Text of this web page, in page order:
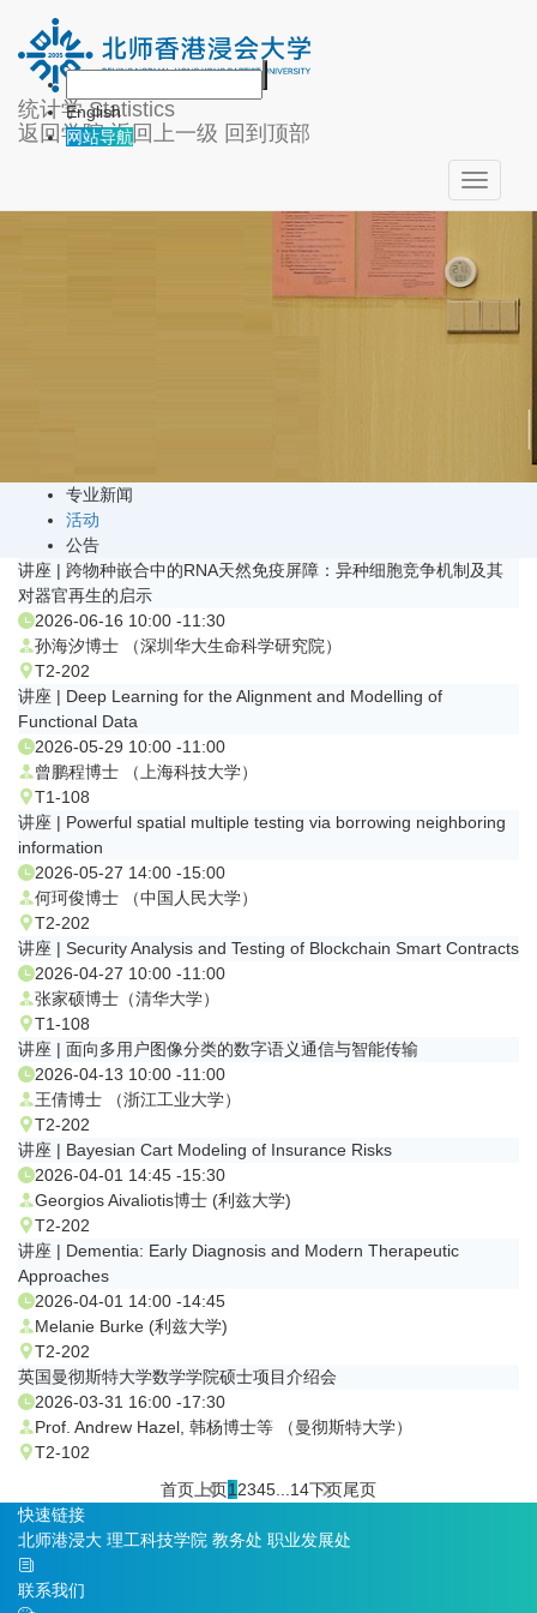
统计学 Statistics
返回学院 返回上一级 回到顶部
English
网站导航
Toggle
专业新闻
活动
公告
讲座 | 跨物种嵌合中的RNA天然免疫屏障：异种细胞竞争机制及其
对器官再生的启示
2026-06-16 10:00 -11:30
孙海汐博士 （深圳华大生命科学研究院）
T2-202
讲座 | Deep Learning for the Alignment and Modelling of
Functional Data
2026-05-29 10:00 -11:00
曾鹏程博士 （上海科技大学）
T1-108
讲座 | Powerful spatial multiple testing via borrowing neighboring
information
2026-05-27 14:00 -15:00
何珂俊博士 （中国人民大学）
T2-202
讲座 | Security Analysis and Testing of Blockchain Smart Contracts
2026-04-27 10:00 -11:00
张家硕博士（清华大学）
T1-108
讲座 | 面向多用户图像分类的数字语义通信与智能传输
2026-04-13 10:00 -11:00
王倩博士 （浙江工业大学）
T2-202
讲座 | Bayesian Cart Modeling of Insurance Risks
2026-04-01 14:45 -15:30
Georgios Aivaliotis博士 (利兹大学)
T2-202
讲座 | Dementia: Early Diagnosis and Modern Therapeutic
Approaches
2026-04-01 14:00 -14:45
Melanie Burke (利兹大学)
T2-202
英国曼彻斯特大学数学学院硕士项目介绍会
2026-03-31 16:00 -17:30
Prof. Andrew Hazel, 韩杨博士等 （曼彻斯特大学）
T2-102
首页 上页1 2345 14下页尾页
快速链接
北师港浸大 理工科技学院 教务处 职业发展处
联系我们